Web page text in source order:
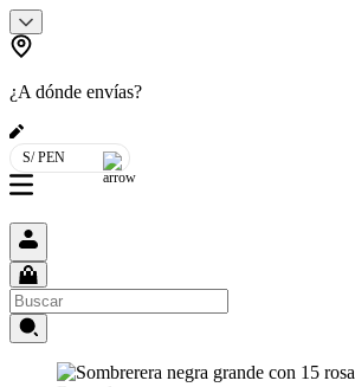
¿A dónde envías?
S/ PEN